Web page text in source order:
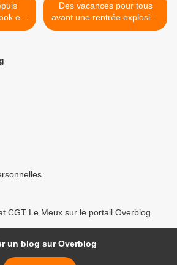
et
Des vacances pour tous
avant une rentrée explosive
! >
CGT Le Meux sur le portail Overblog
un blog sur Overblog